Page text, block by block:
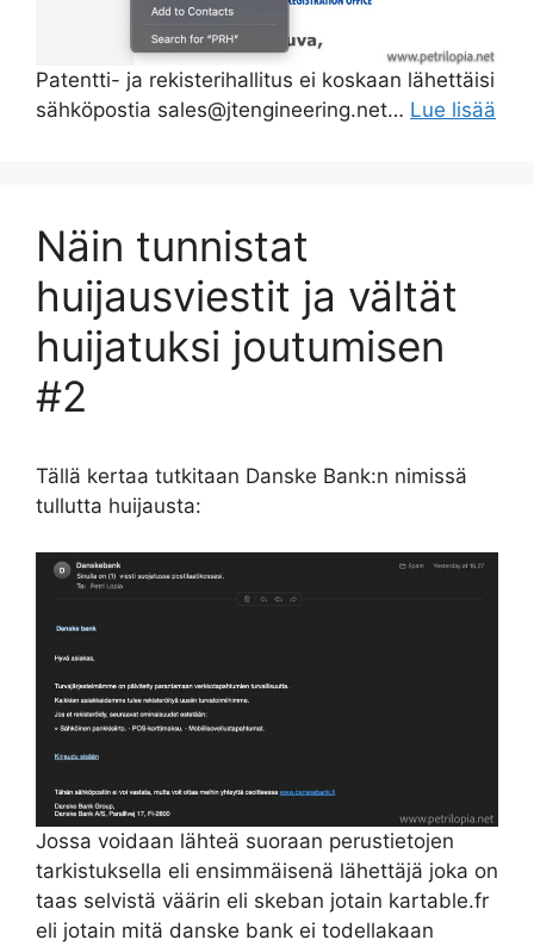
Patentti- ja rekisterihallitus ei koskaan lähettäisi
sähköpostia sales@jtengineering.net… Lue lisää
Näin tunnistat
huijausviestit ja vältät
huijatuksi joutumisen
#2
Tällä kertaa tutkitaan Danske Bank:n nimissä
tullutta huijausta:
Jossa voidaan lähteä suoraan perustietojen
tarkistuksella eli ensimmäisenä lähettäjä joka on
taas selvistä väärin eli skeban jotain kartable.fr
eli jotain mitä danske bank ei todellakaan